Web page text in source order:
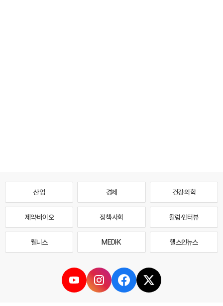
산업 경제 건강·의학
제약·바이오 정책·사회 칼럼·인터뷰
웰니스 MEDI·K 헬스인뉴스